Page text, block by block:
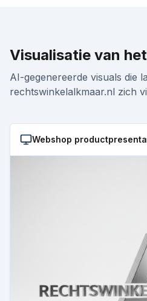
Visualisatie van
AI-gegenereerde visuals die
rechtswinkelalkmaar.nl zich
Webshop